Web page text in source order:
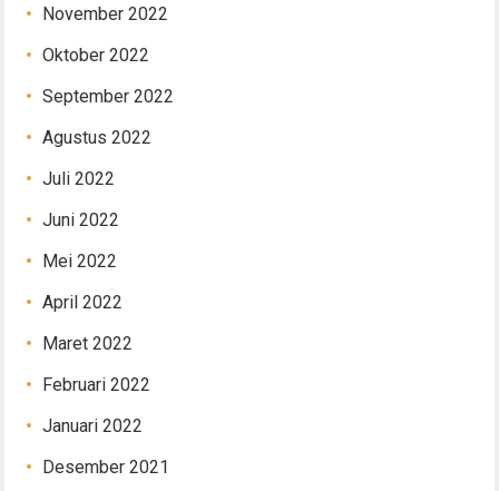
November 2022
Oktober 2022
September 2022
Agustus 2022
Juli 2022
Juni 2022
Mei 2022
April 2022
Maret 2022
Februari 2022
Januari 2022
Desember 2021